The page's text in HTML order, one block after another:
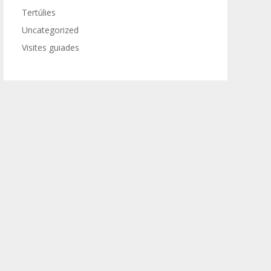
Tertúlies
Uncategorized
Visites guiades